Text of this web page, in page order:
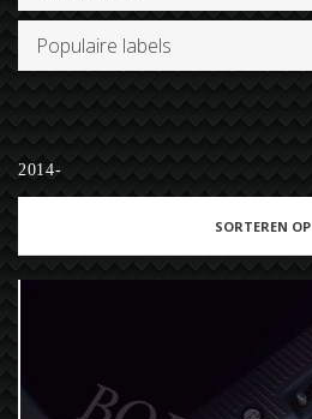
Populaire labels
2014-
SORTEREN OP